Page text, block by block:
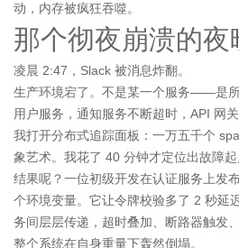
动，内存被疯狂吞噬。
那个彻夜崩溃的夜
凌晨 2:47，Slack 被消息炸翻。
生产环境宕了。不是某一个服务——是
用户服务，通知服务不断超时，API 网
我打开分布式追踪面板：一万五千个
象艺术。我花了 40 分钟才定位出故障起
结果呢？一位初级开发在认证服务上发
个环境变量。它让令牌校验多了 2 秒延
务间层层传递，超时叠加、断路器触发
整个系统在自身重量下轰然倒塌。